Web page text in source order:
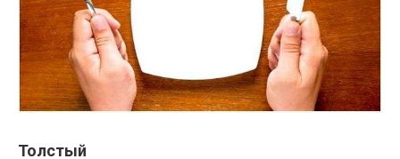
Толстый